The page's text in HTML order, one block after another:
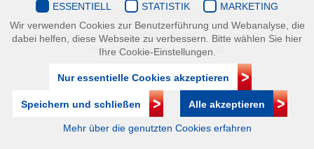
Immobilienakademie
Mariahilfer Straße 116/2.OG/2 1070 Wien | +43(1)505 32 50 |
immobilienakademie@ovi.at
ESSENTIELL STATISTIK
MARKETING
Wir verwenden Cookies zur Benutzerführung und Webanalyse, die
dabei helfen, diese Webseite zu verbessern. Bitte wählen Sie hier
Ihre Cookie-Einstellungen.
Nur essentielle Cookies akzeptieren
Speichern und schließen Alle akzeptieren
Mehr über die genutzten Cookies erfahren